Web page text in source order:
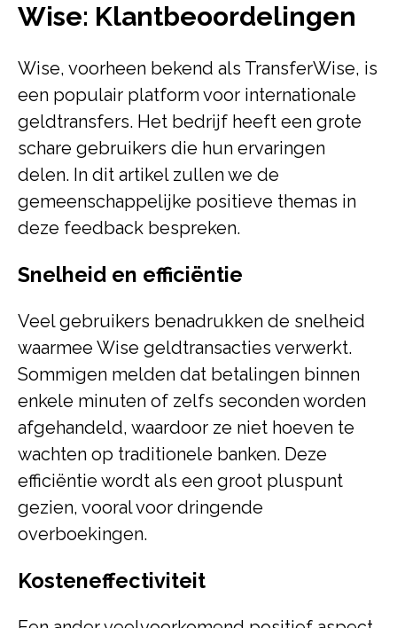
Wise: Klantbeoordelingen
Wise, voorheen bekend als TransferWise, is
een populair platform voor internationale
geldtransfers. Het bedrijf heeft een grote
schare gebruikers die hun ervaringen
delen. In dit artikel zullen we de
gemeenschappelijke positieve themas in
deze feedback bespreken.
Snelheid en efficiëntie
Veel gebruikers benadrukken de snelheid
waarmee Wise geldtransacties verwerkt.
Sommigen melden dat betalingen binnen
enkele minuten of zelfs seconden worden
afgehandeld, waardoor ze niet hoeven te
wachten op traditionele banken. Deze
efficiëntie wordt als een groot pluspunt
gezien, vooral voor dringende
overboekingen.
Kosteneffectiviteit